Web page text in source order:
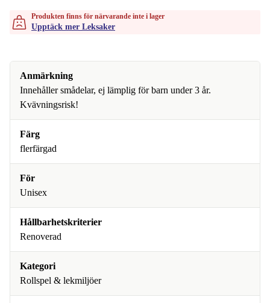
Produkten finns för närvarande inte i lager
Upptäck mer Leksaker
Anmärkning
Innehåller smådelar, ej lämplig för barn under 3 år.
Kvävningsrisk!
Färg
flerfärgad
För
Unisex
Hållbarhetskriterier
Renoverad
Kategori
Rollspel & lekmiljöer